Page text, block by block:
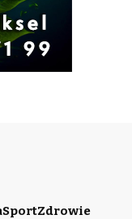
SportZdrowie